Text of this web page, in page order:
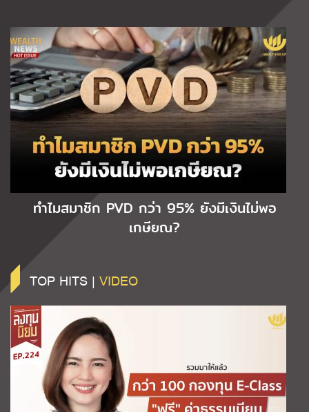
ทำไมสมาชิก PVD กว่า 95% ยังมีเงินไม่พอ
เกษียณ?
TOP HITS | VIDEO